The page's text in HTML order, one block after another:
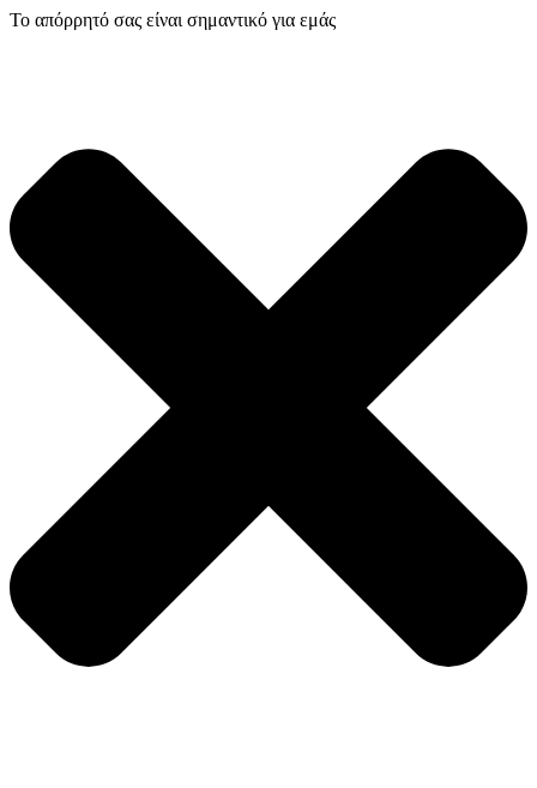
Το απόρρητό σας είναι σημαντικό για εμάς